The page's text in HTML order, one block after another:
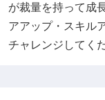
が裁量を持って成
アアップ・スキル
チャレンジしてく